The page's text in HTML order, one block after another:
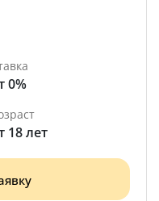
0%
18 лет